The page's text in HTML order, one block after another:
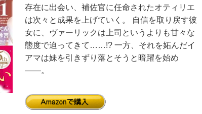
存在に出会い、補佐官に任命されたオティリエ
は次々と成果を上げていく。 自信を取り戻す彼
女に、ヴァーリックは上司というよりも甘々な
態度で迫ってきて……!? 一方、それを妬んだイ
アマは妹を引きずり落とそうと暗躍を始め
――。